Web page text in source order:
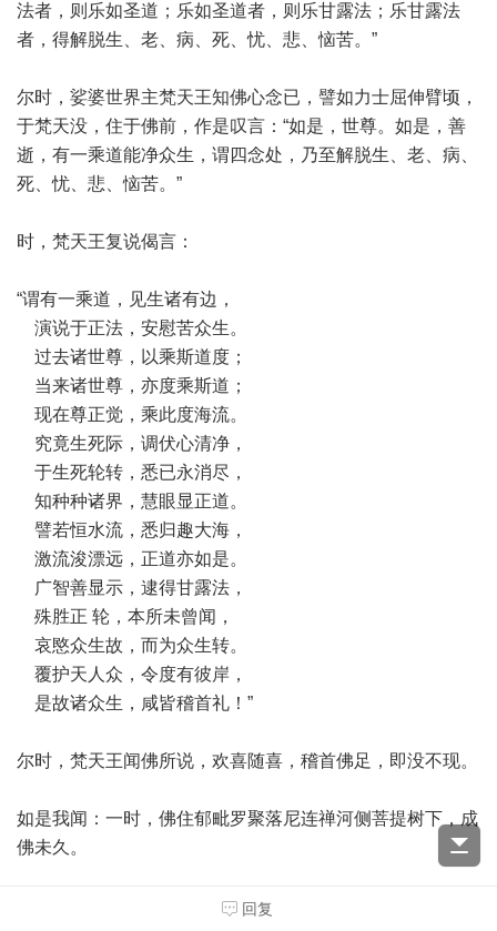
法者，则乐如圣道；乐如圣道者，则乐甘露法；乐甘露法
者，得解脱生、老、病、死、忧、悲、恼苦。”
尔时，娑婆世界主梵天王知佛心念已，譬如力士屈伸臂顷，
于梵天没，住于佛前，作是叹言：“如是，世尊。如是，善
逝，有一乘道能净众生，谓四念处，乃至解脱生、老、病、
死、忧、悲、恼苦。”
时，梵天王复说偈言：
“谓有一乘道，见生诸有边，
演说于正法，安慰苦众生。
过去诸世尊，以乘斯道度；
当来诸世尊，亦度乘斯道；
现在尊正觉，乘此度海流。
究竟生死际，调伏心清净，
于生死轮转，悉已永消尽，
知种种诸界，慧眼显正道。
譬若恒水流，悉归趣大海，
激流浚漂远，正道亦如是。
广智善显示，逮得甘露法，
殊胜正 轮，本所未曾闻，
哀愍众生故，而为众生转。
覆护天人众，令度有彼岸，
是故诸众生，咸皆稽首礼！”
尔时，梵天王闻佛所说，欢喜随喜，稽首佛足，即没不现。
如是我闻：一时，佛住郁毗罗聚落尼连禅河侧菩提树下，成
佛未久。
尔时，娑婆世界主梵天王绝妙色身，于后夜时来诣佛所，稽
回复